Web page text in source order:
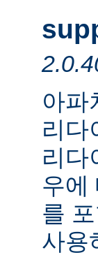
아파
리다
리다
우에
를
사용